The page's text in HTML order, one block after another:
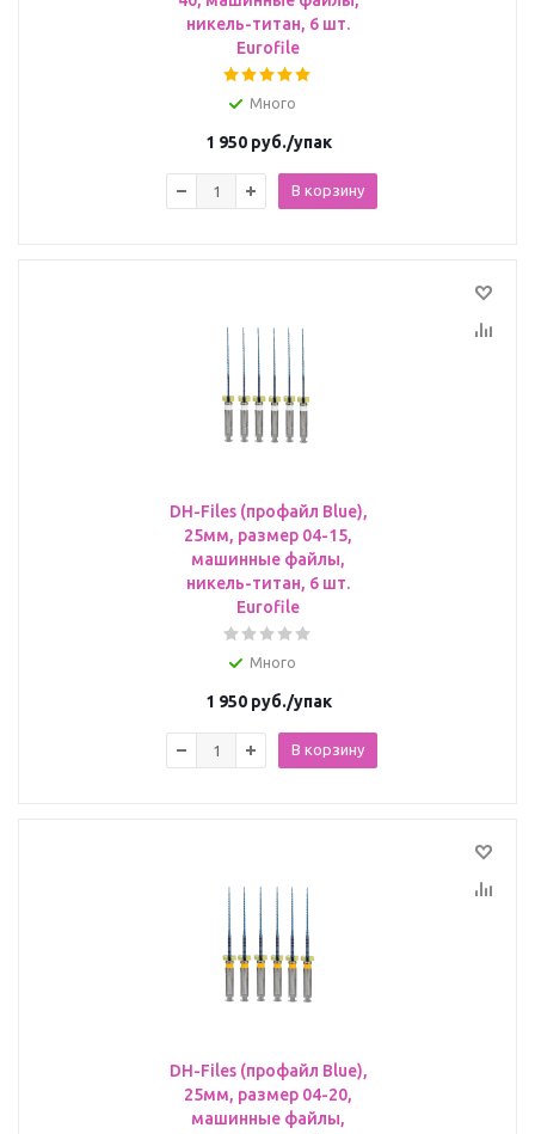
никель-титан, 6 шт.
Eurofile
Много
1 950руб./упак
В корзину
DH-Files (профайл Blue),
25мм, размер 04-15,
машинные файлы,
никель-титан, 6 шт.
Eurofile
Много
1 950руб./упак
В корзину
DH-Files (профайл Blue),
25мм, размер 04-20,
машинные файлы,